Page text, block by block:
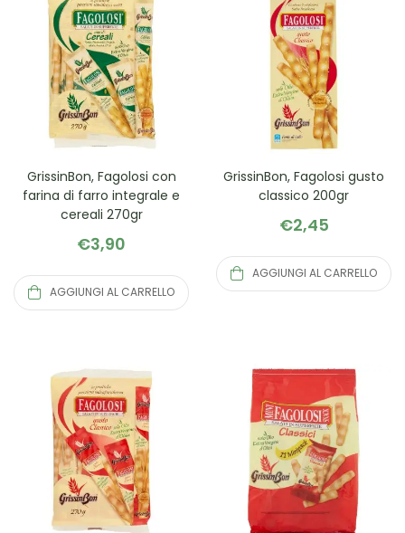
GrissinBon, Fagolosi con
farina di farro integrale e
cereali 270gr
€3,90
AGGIUNGI AL CARRELLO
GrissinBon, Fagolosi gusto
classico 200gr
€2,45
AGGIUNGI AL CARRELLO